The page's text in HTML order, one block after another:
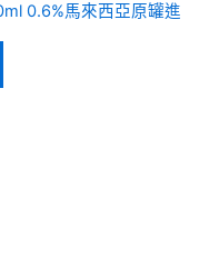
0.6%馬來西亞原罐進